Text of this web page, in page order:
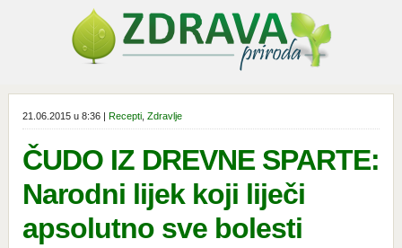
21.06.2015 u 8:36 | Recepti, Zdravlje
ČUDO IZ DREVNE SPARTE:
Narodni lijek koji liječi
apsolutno sve bolesti